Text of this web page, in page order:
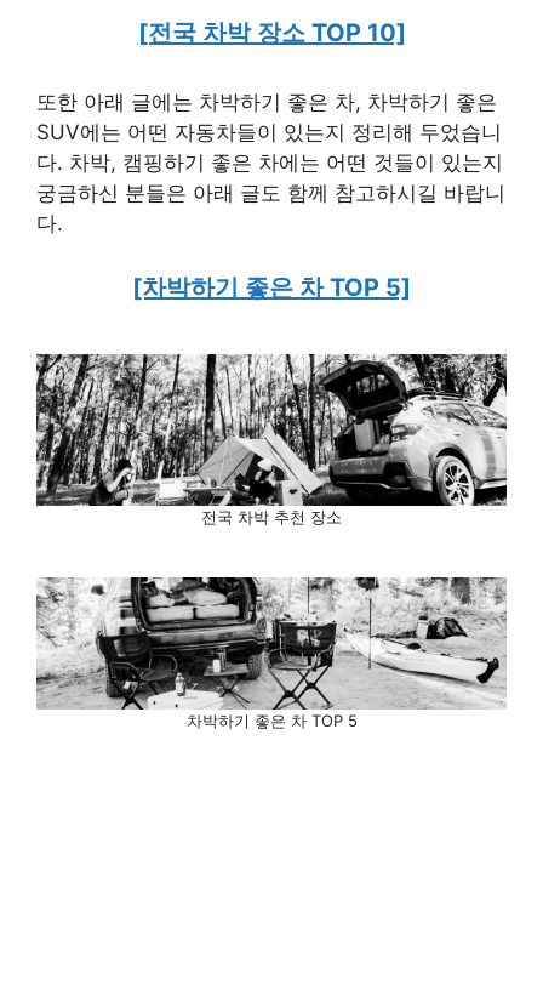
[전국 차박 장소 TOP 10]
또한 아래 글에는 차박하기 좋은 차, 차박하기 좋은
SUV에는 어떤 자동차들이 있는지 정리해 두었습니
다. 차박, 캠핑하기 좋은 차에는 어떤 것들이 있는지
궁금하신 분들은 아래 글도 함께 참고하시길 바랍니
다.
[차박하기 좋은 차 TOP 5]
전국 차박 추천 장소
차박하기 좋은 차 TOP 5